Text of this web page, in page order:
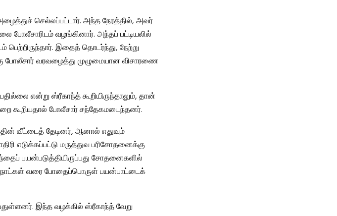
செல்லப்பட்டார். அந்த நேரத்தில், அவர்
வழங்கினார். அந்தப் பட்டியலில்
பெற்றிருந்தார். இதைத் தொடர்ந்து, நேற்று
போலீசார் வரவழைத்து முழுமையான விசாரணை
என்று ஸ்ரீகாந்த் கூறியிருந்தாலும், தான்
கூறியதால் போலீசார் சந்தேகமடைந்தனர்.
வீட்டைத் தேடினர், ஆனால் எதுவும்
எடுக்கப்பட்டு மருத்துவ பரிசோதனைக்கு
பயன்படுத்தியிருப்பது சோதனைகளில்
நாட்கள் வரை போதைப்பொருள் பயன்பாட்டைக்
இந்த வழக்கில் ஸ்ரீகாந்த் வேறு